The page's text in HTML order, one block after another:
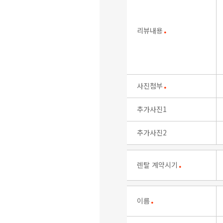
리뷰내용 ●
사진첨부 ●
추가사진1
추가사진2
렌탈 계약시기 ●
이름 ●